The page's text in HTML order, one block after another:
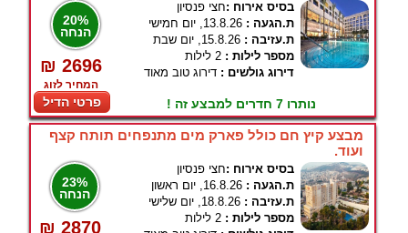
20%
הנחה
₪ 2696
המחיר לזוג
פרטי הדיל
בסיס אירוח :חצי פנסיון
ת.הגעה : 13.8.26, יום חמישי
ת.עזיבה : 15.8.26, יום שבת
מספר לילות : 2 לילות
דירוג גולשים : דירוג טוב מאוד
נותרו 7 חדרים למבצע זה !
מבצע קיץ חם כולל פארק מים מתנפחים תותח קצף
ועוד.
23%
הנחה
₪ 2870
בסיס אירוח :חצי פנסיון
ת.הגעה : 16.8.26, יום ראשון
ת.עזיבה : 18.8.26, יום שלישי
מספר לילות : 2 לילות